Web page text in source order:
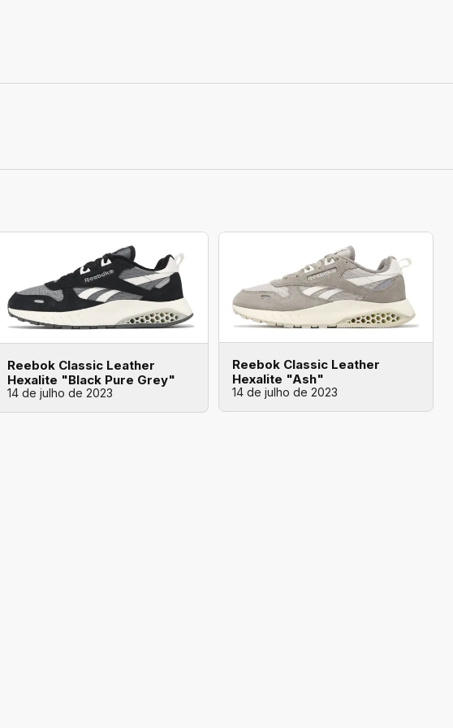
Reebok Classic Leather
Hexalite "Black Pure Grey"
14 de julho de 2023
Reebok Classic Leather
Hexalite "Ash"
14 de julho de 2023